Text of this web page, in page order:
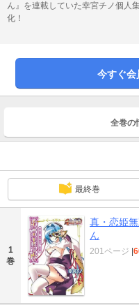
ん』を連載していた幸宮チノ個
化！
今すぐ会
全巻の
最終巻
1
巻
真・恋姫
ん
201ページ